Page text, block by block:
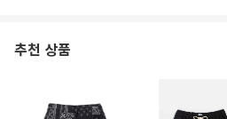
추천 상품